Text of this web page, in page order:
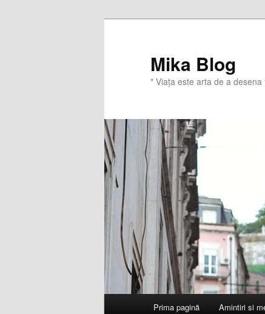
Mika Blog
" Viaţa este arta de a
Prima pagină Amintiri si